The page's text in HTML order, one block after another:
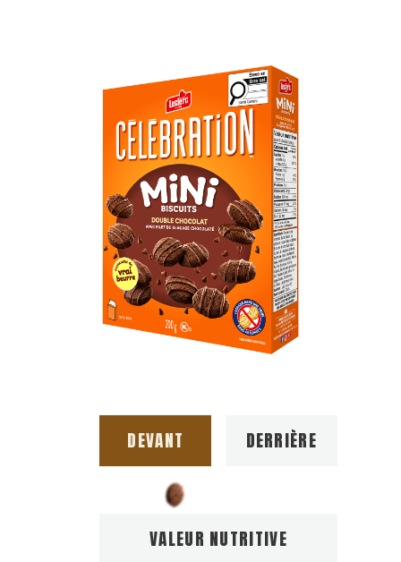
DEVANT DERRIÈRE
VALEUR NUTRITIVE